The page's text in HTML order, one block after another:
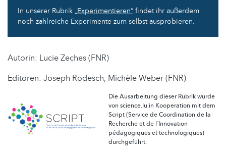
In unserer Rubrik „Experimentieren“ findet ihr außerdem
noch zahlreiche Experimente zum selbst ausprobieren.
Autorin: Lucie Zeches (FNR)
Editoren: Joseph Rodesch, Michèle Weber (FNR)
Die Ausarbeitung dieser Rubrik wurde
von science.lu in Kooperation mit dem
Script (Service de Coordination de la
Recherche et de l´Innovation
pédagogiques et technologiques)
durchgeführt.